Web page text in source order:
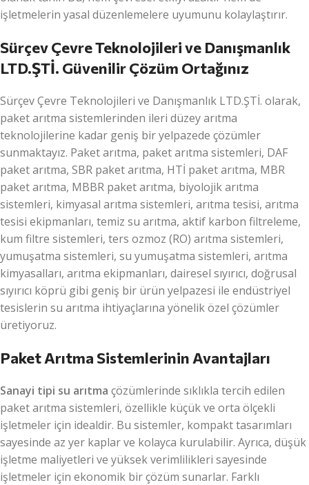
işletmelerin yasal düzenlemelere uyumunu kolaylaştırır.
Sürçev Çevre Teknolojileri ve Danışmanlık
LTD.ŞTİ. Güvenilir Çözüm Ortağınız
Sürçev Çevre Teknolojileri ve Danışmanlık LTD.ŞTİ. olarak,
paket arıtma sistemlerinden ileri düzey arıtma
teknolojilerine kadar geniş bir yelpazede çözümler
sunmaktayız. Paket arıtma, paket arıtma sistemleri, DAF
paket arıtma, SBR paket arıtma, HTİ paket arıtma, MBR
paket arıtma, MBBR paket arıtma, biyolojik arıtma
sistemleri, kimyasal arıtma sistemleri, arıtma tesisi, arıtma
tesisi ekipmanları, temiz su arıtma, aktif karbon filtreleme,
kum filtre sistemleri, ters ozmoz (RO) arıtma sistemleri,
yumuşatma sistemleri, su yumuşatma sistemleri, arıtma
kimyasalları, arıtma ekipmanları, dairesel sıyırıcı, doğrusal
sıyırıcı köprü gibi geniş bir ürün yelpazesi ile endüstriyel
tesislerin su arıtma ihtiyaçlarına yönelik özel çözümler
üretiyoruz.
Paket Arıtma Sistemlerinin Avantajları
Sanayi tipi su arıtma çözümlerinde sıklıkla tercih edilen
paket arıtma sistemleri, özellikle küçük ve orta ölçekli
işletmeler için idealdir. Bu sistemler, kompakt tasarımları
sayesinde az yer kaplar ve kolayca kurulabilir. Ayrıca, düşük
işletme maliyetleri ve yüksek verimlilikleri sayesinde
işletmeler için ekonomik bir çözüm sunarlar. Farklı